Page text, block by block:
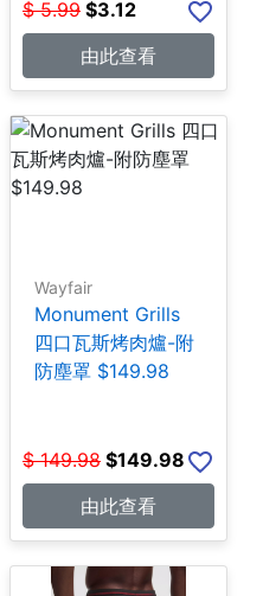
$ 5.99 $3.12
由此查看
Wayfair
Monument Grills
四口瓦斯烤肉爐-附
防塵罩 $149.98
$ 149.98 $149.98
由此查看